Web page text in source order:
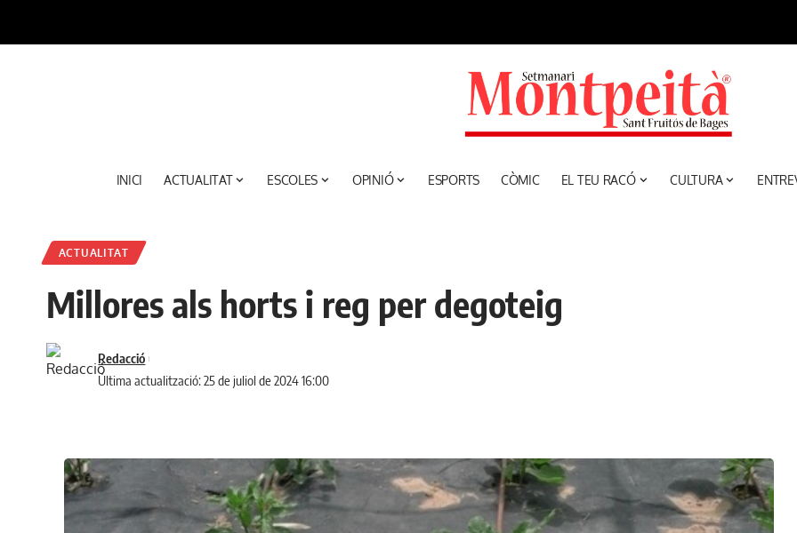
INICI ACTUALITAT ESCOLES OPINIÓ ESPORTS CÒMIC EL TEU RACÓ CULTURA
ACTUALITAT
Millores als horts i reg per degoteig
Última actualització: 25 de juliol de 2024 16:00
Redacció